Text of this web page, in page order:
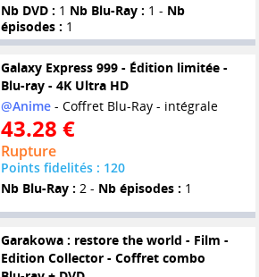
Nb DVD : 1 Nb Blu-Ray : 1 - Nb
épisodes : 1
Galaxy Express 999 - Édition limitée -
Blu-ray - 4K Ultra HD
@Anime- Coffret Blu-Ray - intégrale
43.28 €
Rupture
Points fidelités : 120
Nb Blu-Ray : 2 - Nb épisodes : 1
Garakowa : restore the world - Film -
Edition Collector - Coffret combo